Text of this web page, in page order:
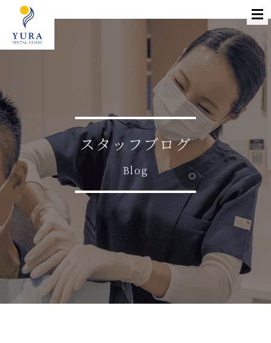
スタッフブログ
Blog